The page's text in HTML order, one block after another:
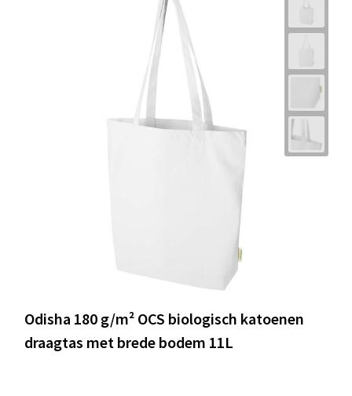
Odisha 180 g/m² OCS biologisch katoenen
draagtas met brede bodem 11L